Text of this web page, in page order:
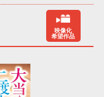
映像化
希望作品